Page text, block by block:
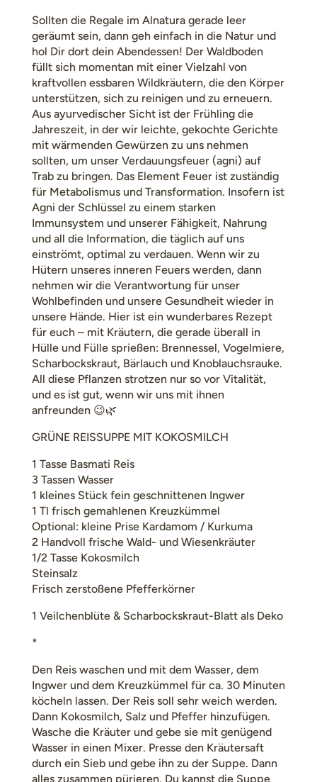
Sollten die Regale im Alnatura gerade leer
geräumt sein, dann geh einfach in die Natur und
hol Dir dort dein Abendessen! Der Waldboden
füllt sich momentan mit einer Vielzahl von
kraftvollen essbaren Wildkräutern, die den Körper
unterstützen, sich zu reinigen und zu erneuern.
Aus ayurvedischer Sicht ist der Frühling die
Jahreszeit, in der wir leichte, gekochte Gerichte
mit wärmenden Gewürzen zu uns nehmen
sollten, um unser Verdauungsfeuer (agni) auf
Trab zu bringen. Das Element Feuer ist zuständig
für Metabolismus und Transformation. Insofern ist
Agni der Schlüssel zu einem starken
Immunsystem und unserer Fähigkeit, Nahrung
und all die Information, die täglich auf uns
einströmt, optimal zu verdauen. Wenn wir zu
Hütern unseres inneren Feuers werden, dann
nehmen wir die Verantwortung für unser
Wohlbefinden und unsere Gesundheit wieder in
unsere Hände. Hier ist ein wunderbares Rezept
für euch – mit Kräutern, die gerade überall in
Hülle und Fülle sprießen: Brennessel, Vogelmiere,
Scharbockskraut, Bärlauch und Knoblauchsrauke.
All diese Pflanzen strotzen nur so vor Vitalität,
und es ist gut, wenn wir uns mit ihnen
anfreunden 😉🌿
GRÜNE REISSUPPE MIT KOKOSMILCH
1 Tasse Basmati Reis
3 Tassen Wasser
1 kleines Stück fein geschnittenen Ingwer
1 Tl frisch gemahlenen Kreuzkümmel
Optional: kleine Prise Kardamom / Kurkuma
2 Handvoll frische Wald- und Wiesenkräuter
1/2 Tasse Kokosmilch
Steinsalz
Frisch zerstoßene Pfefferkörner
1 Veilchenblüte & Scharbockskraut-Blatt als Deko
*
Den Reis waschen und mit dem Wasser, dem
Ingwer und dem Kreuzkümmel für ca. 30 Minuten
köcheln lassen. Der Reis soll sehr weich werden.
Dann Kokosmilch, Salz und Pfeffer hinzufügen.
Wasche die Kräuter und gebe sie mit genügend
Wasser in einen Mixer. Presse den Kräutersaft
durch ein Sieb und gebe ihn zu der Suppe. Dann
alles zusammen pürieren. Du kannst die Suppe